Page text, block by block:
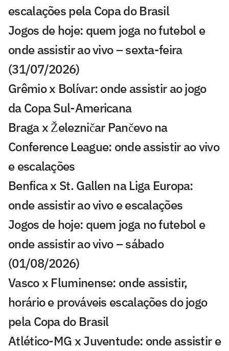
escalações pela Copa do Brasil
Jogos de hoje: quem joga no futebol e
onde assistir ao vivo – sexta-feira
(31/07/2026)
Grêmio x Bolívar: onde assistir ao jogo
da Copa Sul-Americana
Braga x Železničar Pančevo na
Conference League: onde assistir ao vivo
e escalações
Benfica x St. Gallen na Liga Europa:
onde assistir ao vivo e escalações
Jogos de hoje: quem joga no futebol e
onde assistir ao vivo – sábado
(01/08/2026)
Vasco x Fluminense: onde assistir,
horário e prováveis escalações do jogo
pela Copa do Brasil
Atlético-MG x Juventude: onde assistir e